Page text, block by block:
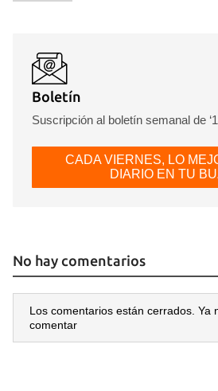
Boletín
Suscripción al boletín semanal de
CADA VIERNES, LO
DIARIO EN TU
No hay comentarios
Los comentarios están cerrados. Ya
comentar